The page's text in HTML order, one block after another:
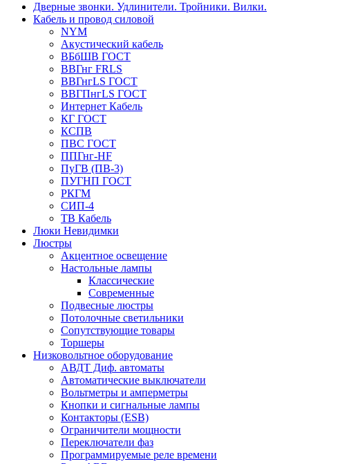
Дверные звонки. Удлинители. Тройники. Вилки.
Кабель и провод силовой
NYM
Акустический кабель
ВБбШВ ГОСТ
ВВГнг FRLS
ВВГнгLS ГОСТ
ВВГПнгLS ГОСТ
Интернет Кабель
КГ ГОСТ
КСПВ
ПВС ГОСТ
ППГнг-HF
ПуГВ (ПВ-3)
ПУГНП ГОСТ
РКГМ
СИП-4
ТВ Кабель
Люки Невидимки
Люстры
Акцентное освещение
Настольные лампы
Классические
Современные
Подвесные люстры
Потолочные светильники
Сопутствующие товары
Торшеры
Низковольтное оборудование
АВДT Диф. автоматы
Автоматические выключатели
Вольтметры и амперметры
Кнопки и сигнальные лампы
Контакторы (ESB)
Ограничители мощности
Переключатели фаз
Программируемые реле времени